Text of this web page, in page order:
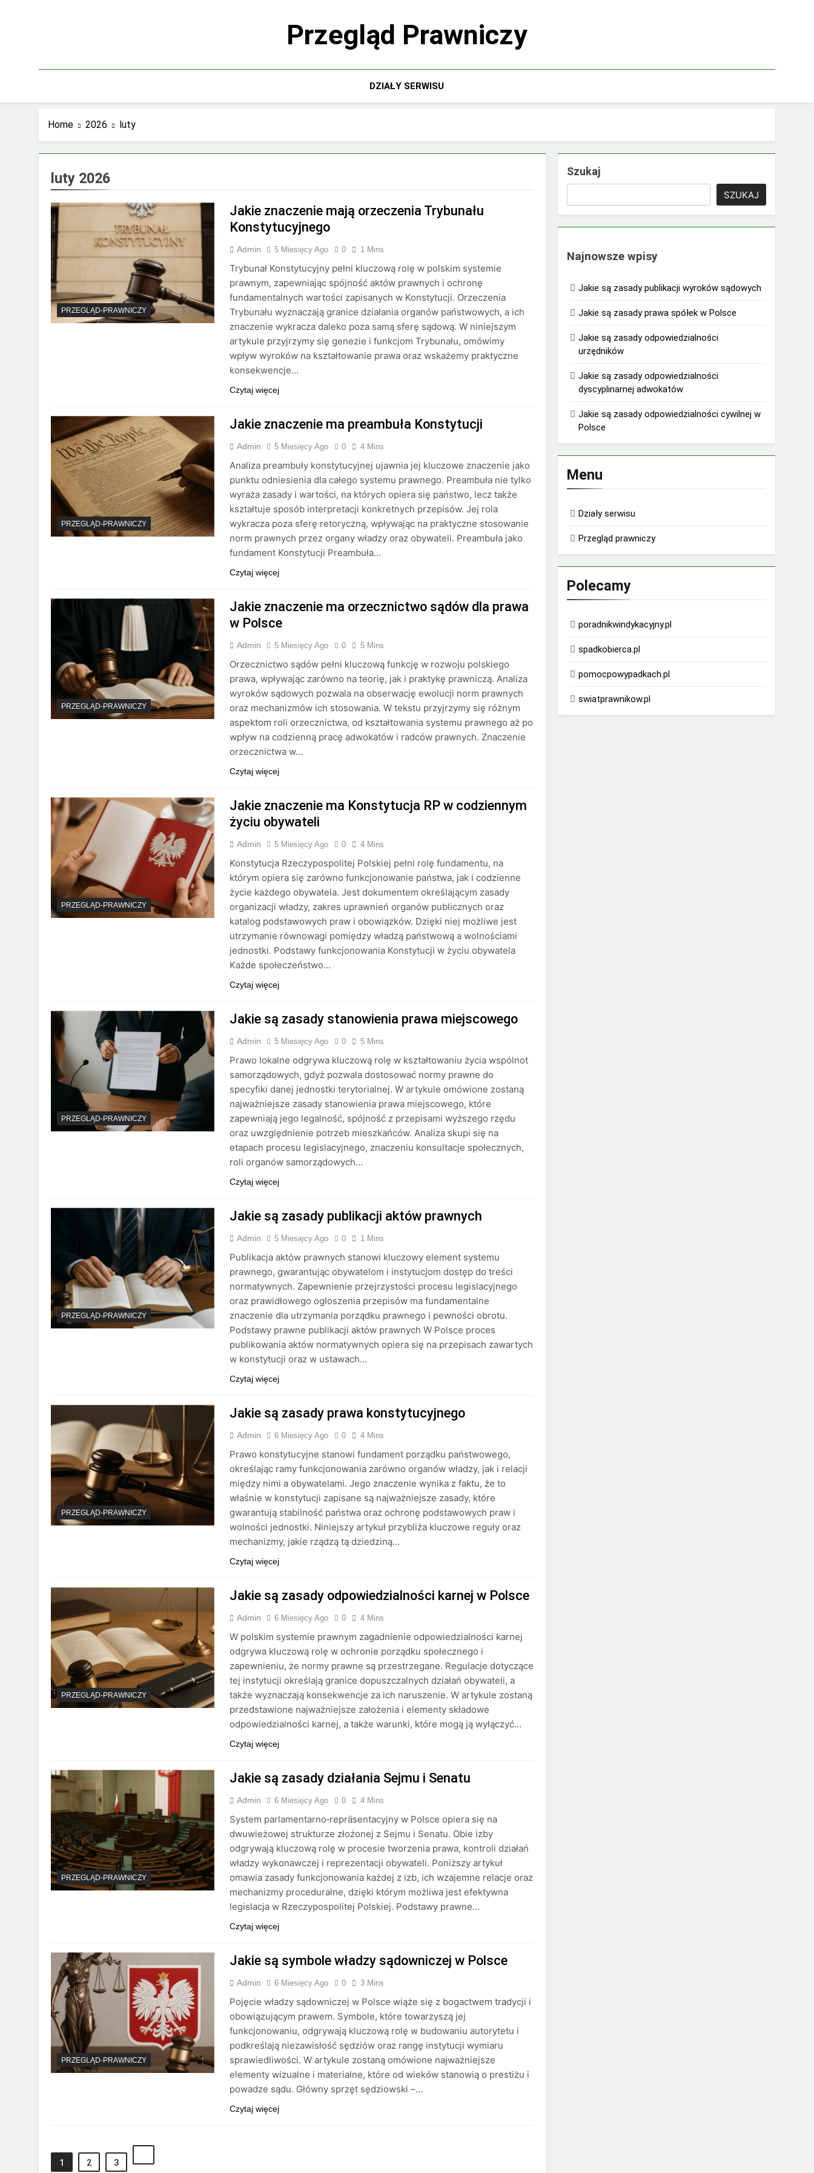
Przegląd Prawniczy
DZIAŁY SERWISU
Home 2026 luty
luty 2026
PRZEGLĄD-PRAWNICZY
Jakie znaczenie mają orzeczenia Trybunału
Konstytucyjnego
Admin 5 Miesięcy Ago 0 1 Mins
Trybunał Konstytucyjny pełni kluczową rolę w polskim systemie
prawnym, zapewniając spójność aktów prawnych i ochronę
fundamentalnych wartości zapisanych w Konstytucji. Orzeczenia
Trybunału wyznaczają granice działania organów państwowych, a ich
znaczenie wykracza daleko poza samą sferę sądową. W niniejszym
artykule przyjrzymy się genezie i funkcjom Trybunału, omówimy
wpływ wyroków na kształtowanie prawa oraz wskażemy praktyczne
konsekwencje…
Czytaj więcej
PRZEGLĄD-PRAWNICZY
Jakie znaczenie ma preambuła Konstytucji
Admin 5 Miesięcy Ago 0 4 Mins
Analiza preambuły konstytucyjnej ujawnia jej kluczowe znaczenie jako
punktu odniesienia dla całego systemu prawnego. Preambuła nie tylko
wyraża zasady i wartości, na których opiera się państwo, lecz także
kształtuje sposób interpretacji konkretnych przepisów. Jej rola
wykracza poza sferę retoryczną, wpływając na praktyczne stosowanie
norm prawnych przez organy władzy oraz obywateli. Preambuła jako
fundament Konstytucji Preambuła…
Czytaj więcej
PRZEGLĄD-PRAWNICZY
Jakie znaczenie ma orzecznictwo sądów dla prawa
w Polsce
Admin 5 Miesięcy Ago 0 5 Mins
Orzecznictwo sądów pełni kluczową funkcję w rozwoju polskiego
prawa, wpływając zarówno na teorię, jak i praktykę prawniczą. Analiza
wyroków sądowych pozwala na obserwację ewolucji norm prawnych
oraz mechanizmów ich stosowania. W tekstu przyjrzymy się różnym
aspektom roli orzecznictwa, od kształtowania systemu prawnego aż po
wpływ na codzienną pracę adwokatów i radców prawnych. Znaczenie
orzecznictwa w…
Czytaj więcej
PRZEGLĄD-PRAWNICZY
Jakie znaczenie ma Konstytucja RP w codziennym
życiu obywateli
Admin 5 Miesięcy Ago 0 4 Mins
Konstytucja Rzeczypospolitej Polskiej pełni rolę fundamentu, na
którym opiera się zarówno funkcjonowanie państwa, jak i codzienne
życie każdego obywatela. Jest dokumentem określającym zasady
organizacji władzy, zakres uprawnień organów publicznych oraz
katalog podstawowych praw i obowiązków. Dzięki niej możliwe jest
utrzymanie równowagi pomiędzy władzą państwową a wolnościami
jednostki. Podstawy funkcjonowania Konstytucji w życiu obywatela
Każde społeczeństwo…
Czytaj więcej
PRZEGLĄD-PRAWNICZY
Jakie są zasady stanowienia prawa miejscowego
Admin 5 Miesięcy Ago 0 5 Mins
Prawo lokalne odgrywa kluczową rolę w kształtowaniu życia wspólnot
samorządowych, gdyż pozwala dostosować normy prawne do
specyfiki danej jednostki terytorialnej. W artykule omówione zostaną
najważniejsze zasady stanowienia prawa miejscowego, które
zapewniają jego legalność, spójność z przepisami wyższego rzędu
oraz uwzględnienie potrzeb mieszkańców. Analiza skupi się na
etapach procesu legislacyjnego, znaczeniu konsultacje społecznych,
roli organów samorządowych…
Czytaj więcej
PRZEGLĄD-PRAWNICZY
Jakie są zasady publikacji aktów prawnych
Admin 5 Miesięcy Ago 0 1 Mins
Publikacja aktów prawnych stanowi kluczowy element systemu
prawnego, gwarantując obywatelom i instytucjom dostęp do treści
normatywnych. Zapewnienie przejrzystości procesu legislacyjnego
oraz prawidłowego ogłoszenia przepisów ma fundamentalne
znaczenie dla utrzymania porządku prawnego i pewności obrotu.
Podstawy prawne publikacji aktów prawnych W Polsce proces
publikowania aktów normatywnych opiera się na przepisach zawartych
w konstytucji oraz w ustawach…
Czytaj więcej
PRZEGLĄD-PRAWNICZY
Jakie są zasady prawa konstytucyjnego
Admin 6 Miesięcy Ago 0 4 Mins
Prawo konstytucyjne stanowi fundament porządku państwowego,
określając ramy funkcjonowania zarówno organów władzy, jak i relacji
między nimi a obywatelami. Jego znaczenie wynika z faktu, że to
właśnie w konstytucji zapisane są najważniejsze zasady, które
gwarantują stabilność państwa oraz ochronę podstawowych praw i
wolności jednostki. Niniejszy artykuł przybliża kluczowe reguły oraz
mechanizmy, jakie rządzą tą dziedziną…
Czytaj więcej
PRZEGLĄD-PRAWNICZY
Jakie są zasady odpowiedzialności karnej w Polsce
Admin 6 Miesięcy Ago 0 4 Mins
W polskim systemie prawnym zagadnienie odpowiedzialności karnej
odgrywa kluczową rolę w ochronie porządku społecznego i
zapewnieniu, że normy prawne są przestrzegane. Regulacje dotyczące
tej instytucji określają granice dopuszczalnych działań obywateli, a
także wyznaczają konsekwencje za ich naruszenie. W artykule zostaną
przedstawione najważniejsze założenia i elementy składowe
odpowiedzialności karnej, a także warunki, które mogą ją wyłączyć…
Czytaj więcej
PRZEGLĄD-PRAWNICZY
Jakie są zasady działania Sejmu i Senatu
Admin 6 Miesięcy Ago 0 4 Mins
System parlamentarno‐repräsentacyjny w Polsce opiera się na
dwuwieżowej strukturze złożonej z Sejmu i Senatu. Obie izby
odgrywają kluczową rolę w procesie tworzenia prawa, kontroli działań
władzy wykonawczej i reprezentacji obywateli. Poniższy artykuł
omawia zasady funkcjonowania każdej z izb, ich wzajemne relacje oraz
mechanizmy proceduralne, dzięki którym możliwa jest efektywna
legislacja w Rzeczypospolitej Polskiej. Podstawy prawne…
Czytaj więcej
PRZEGLĄD-PRAWNICZY
Jakie są symbole władzy sądowniczej w Polsce
Admin 6 Miesięcy Ago 0 3 Mins
Pojęcie władzy sądowniczej w Polsce wiąże się z bogactwem tradycji i
obowiązującym prawem. Symbole, które towarzyszą jej
funkcjonowaniu, odgrywają kluczową rolę w budowaniu autorytetu i
podkreślają niezawisłość sędziów oraz rangę instytucji wymiaru
sprawiedliwości. W artykule zostaną omówione najważniejsze
elementy wizualne i materialne, które od wieków stanowią o prestiżu i
powadze sądu. Główny sprzęt sędziowski –…
Czytaj więcej
1 2 3
Szukaj
SZUKAJ
Najnowsze wpisy
Jakie są zasady publikacji wyroków sądowych
Jakie są zasady prawa spółek w Polsce
Jakie są zasady odpowiedzialności
urzędników
Jakie są zasady odpowiedzialności
dyscyplinarnej adwokatów
Jakie są zasady odpowiedzialności cywilnej w
Polsce
Menu
Działy serwisu
Przegląd prawniczy
Polecamy
poradnikwindykacyjny.pl
spadkobierca.pl
pomocpowypadkach.pl
swiatprawnikow.pl